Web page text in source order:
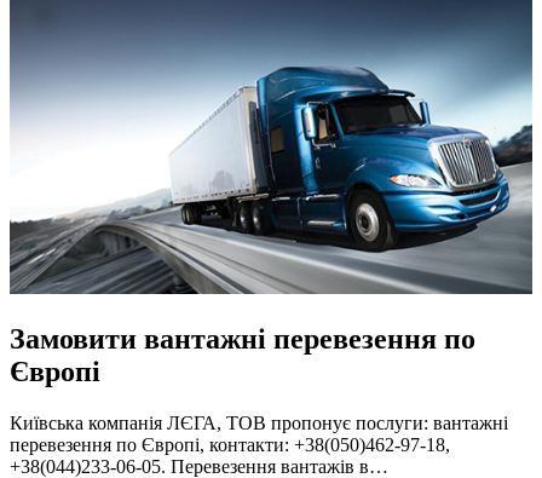
Замовити вантажні перевезення по
Європі
Київська компанія ЛЄГА, ТОВ пропонує послуги: вантажні
перевезення по Європі, контакти: +38(050)462-97-18,
+38(044)233-06-05. Перевезення вантажів в…